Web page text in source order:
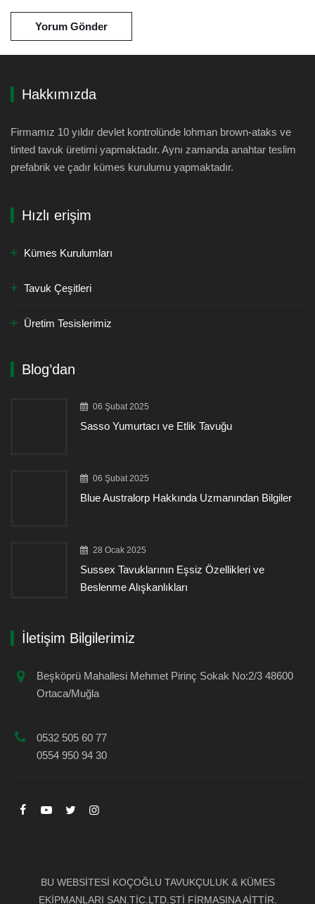
Hakkımızda
Firmamız 10 yıldır devlet kontrolünde lohman brown-ataks ve
tinted tavuk üretimi yapmaktadır. Aynı zamanda anahtar teslim
prefabrik ve çadır kümes kurulumu yapmaktadır.
Hızlı erişim
Kümes Kurulumları
Tavuk Çeşitleri
Üretim Tesislerimiz
Blog’dan
06 Şubat 2025
Sasso Yumurtacı ve Etlik Tavuğu
06 Şubat 2025
Blue Australorp Hakkında Uzmanından Bilgiler
28 Ocak 2025
Sussex Tavuklarının Eşsiz Özellikleri ve
Beslenme Alışkanlıkları
İletişim Bilgilerimiz
Beşköprü Mahallesi Mehmet Pirinç Sokak No:2/3 48600
Ortaca/Muğla
0532 505 60 77
0554 950 94 30
BU WEBSİTESİ KOÇOĞLU TAVUKÇULUK & KÜMES
EKİPMANLARI SAN.TİC.LTD.ŞTİ FİRMASINA AİTTİR.